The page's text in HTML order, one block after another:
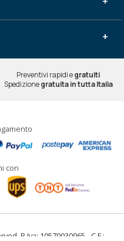
+
Preventivi rapidi egratuiti
Spedizionegratuita in tutta Italia
con
P.Iva: 10579030965 - C.F.: